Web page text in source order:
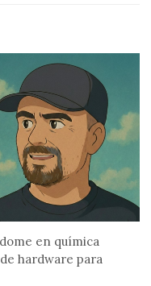
en química
hardware para